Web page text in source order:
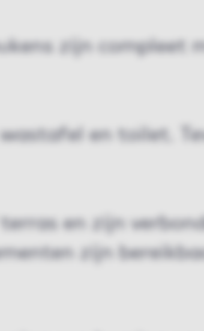
zijn compleet
en toilet.
en zijn
zijn